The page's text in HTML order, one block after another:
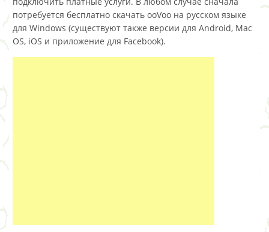
потребуется бесплатно скачать ooVoo на русском языке
для Windows (существуют также версии для Android, Mac
OS, iOS и приложение для Facebook).